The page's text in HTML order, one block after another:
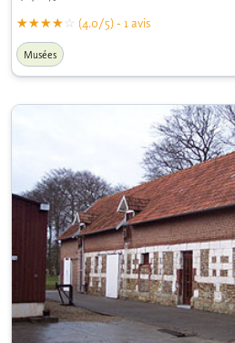
(4.0/5) - 1 avis
Musées